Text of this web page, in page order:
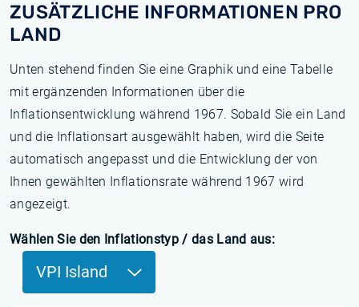
ZUSÄTZLICHE INFORMATIONEN PRO
LAND
Unten stehend finden Sie eine Graphik und eine Tabelle
mit ergänzenden Informationen über die
Inflationsentwicklung während 1967. Sobald Sie ein Land
und die Inflationsart ausgewählt haben, wird die Seite
automatisch angepasst und die Entwicklung der von
Ihnen gewählten Inflationsrate während 1967 wird
angezeigt.
Wählen Sie den Inflationstyp / das Land aus:
VPI Island